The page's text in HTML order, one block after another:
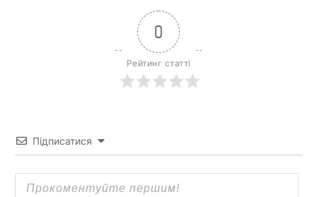
0
Рейтинг статті
Підписатися